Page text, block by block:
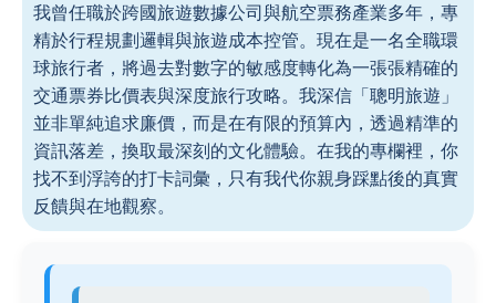
我曾任職於跨國旅遊數據公司與航空票務產業多年，專
精於行程規劃邏輯與旅遊成本控管。現在是一名全職環
球旅行者，將過去對數字的敏感度轉化為一張張精確的
交通票券比價表與深度旅行攻略。我深信「聰明旅遊」
並非單純追求廉價，而是在有限的預算內，透過精準的
資訊落差，換取最深刻的文化體驗。在我的專欄裡，你
找不到浮誇的打卡詞彙，只有我代你親身踩點後的真實
反饋與在地觀察。